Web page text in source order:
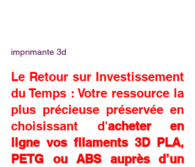
imprimante 3d
Le Retour sur Investissement
du Temps : Votre ressource la
plus précieuse préservée en
choisissant d'acheter en
ligne vos filaments 3D PLA,
PETG ou ABS auprès d’un